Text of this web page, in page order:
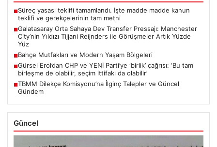
■Süreç yasası teklifi tamamlandı. İşte madde madde kanun
teklifi ve gerekçelerinin tam metni
■Galatasaray Orta Sahaya Dev Transfer Pressajı: Manchester
City’nin Yıldızı Tijjani Reijnders ile Görüşmeler Artık Yüzde
Yüz
■Bahçe Mutfakları ve Modern Yaşam Bölgeleri
■Gürsel Erol’dan CHP ve YENİ Parti’ye ‘birlik’ çağrısı: ‘Bu tam
birleşme de olabilir, seçim ittifakı da olabilir’
■TBMM Dilekçe Komisyonu’na İlginç Talepler ve Güncel
Gündem
Güncel